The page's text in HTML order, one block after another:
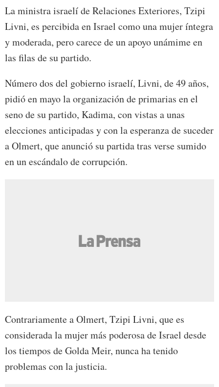
La ministra israelí de Relaciones Exteriores, Tzipi
Livni, es percibida en Israel como una mujer íntegra
y moderada, pero carece de un apoyo unámime en
las filas de su partido.
Número dos del gobierno israelí, Livni, de 49 años,
pidió en mayo la organización de primarias en el
seno de su partido, Kadima, con vistas a unas
elecciones anticipadas y con la esperanza de suceder
a Olmert, que anunció su partida tras verse sumido
en un escándalo de corrupción.
Contrariamente a Olmert, Tzipi Livni, que es
considerada la mujer más poderosa de Israel desde
los tiempos de Golda Meir, nunca ha tenido
problemas con la justicia.